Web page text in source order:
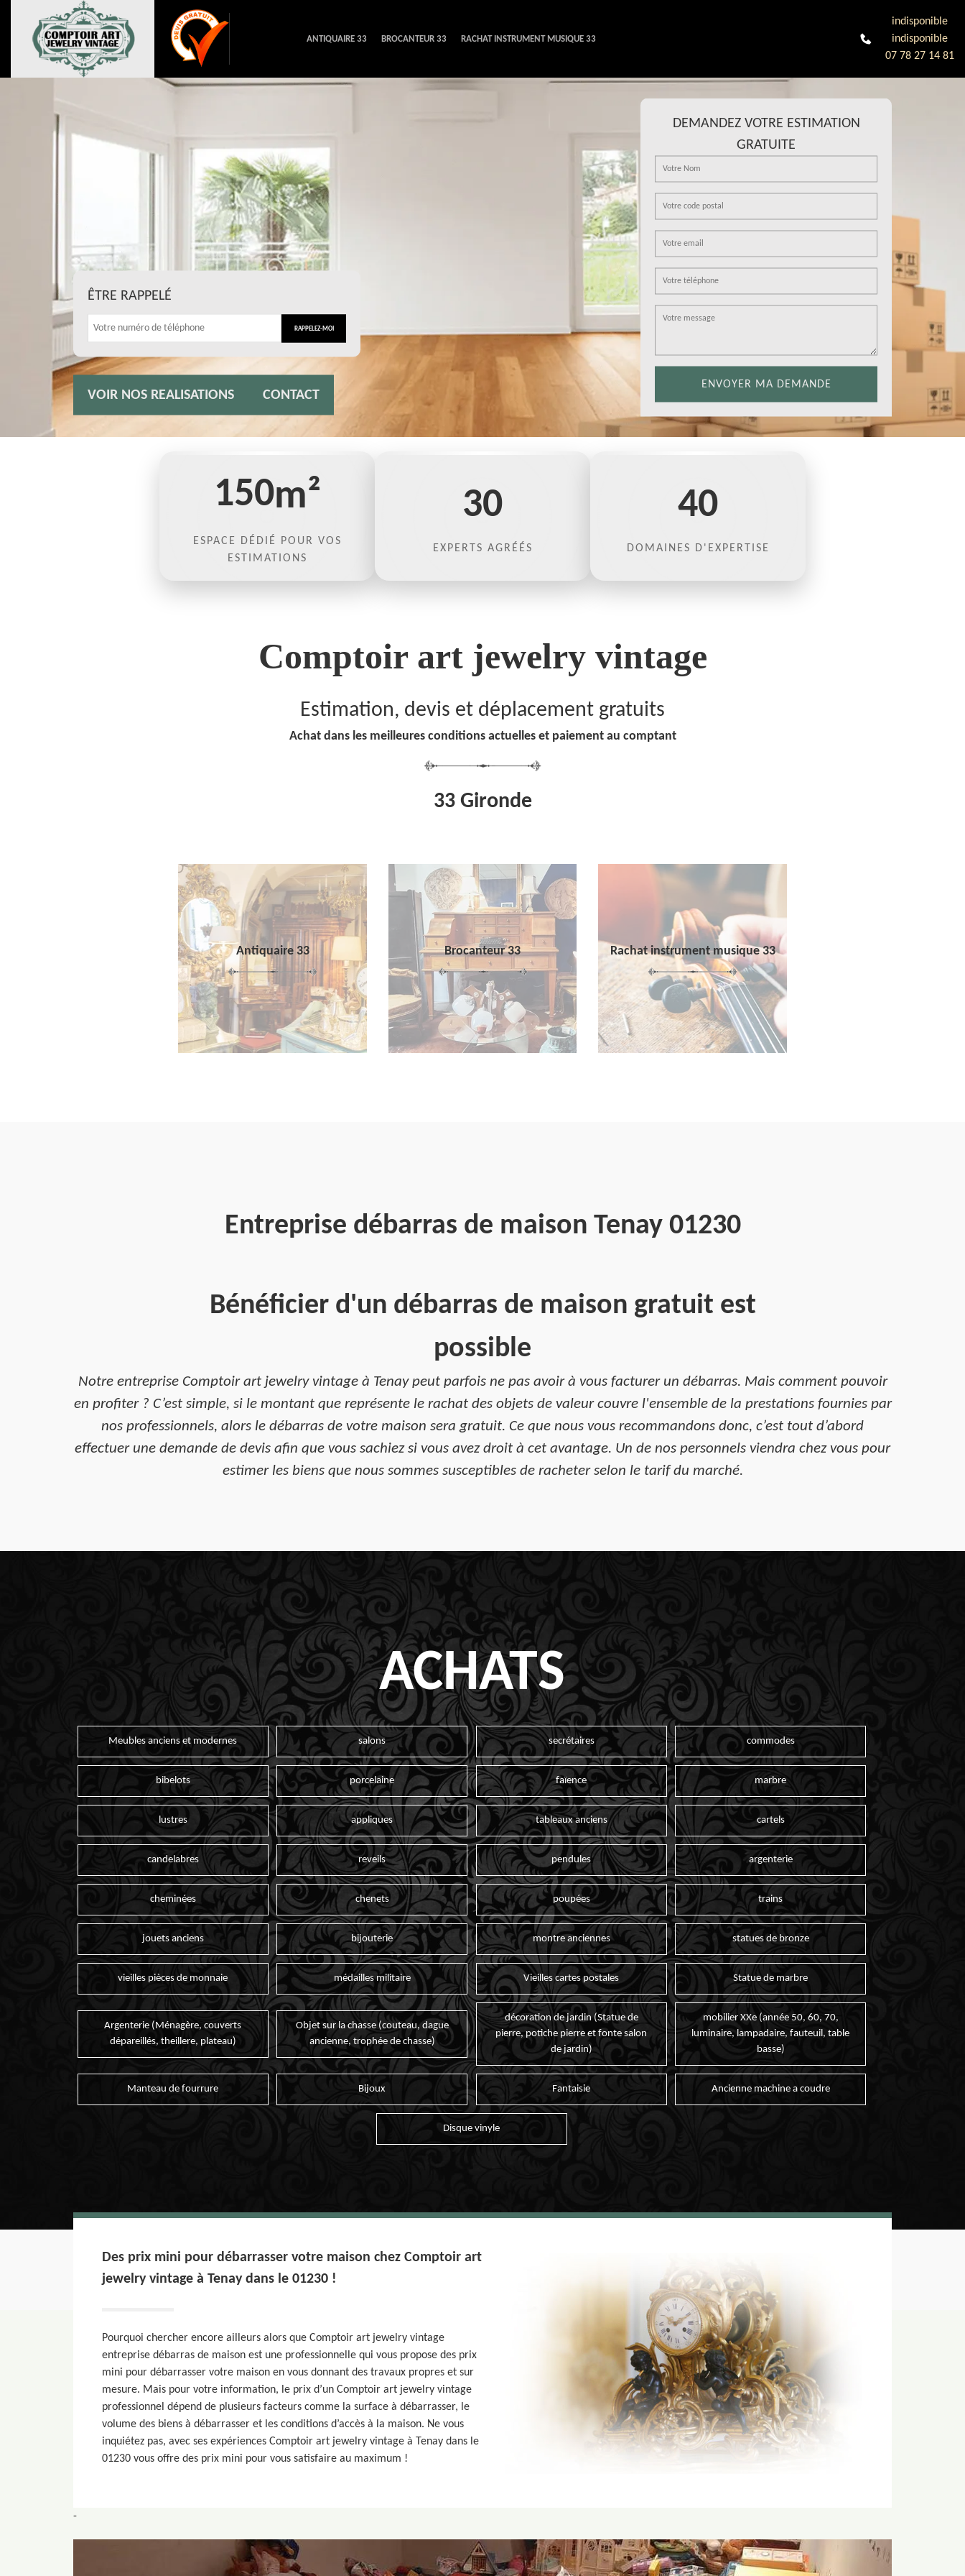
ANTIQUAIRE 33 BROCANTEUR 33 RACHAT INSTRUMENT MUSIQUE 33
indisponible
indisponible
07 78 27 14 81
ÊTRE RAPPELÉ
VOIR NOS REALISATIONS CONTACT
DEMANDEZ VOTRE ESTIMATION
GRATUITE
150m²
ESPACE DÉDIÉ POUR VOS
ESTIMATIONS
30
EXPERTS AGRÉÉS
40
DOMAINES D'EXPERTISE
Comptoir art jewelry vintage
Estimation, devis et déplacement gratuits
Achat dans les meilleures conditions actuelles et paiement au comptant
33 Gironde
Antiquaire 33 Brocanteur 33 Rachat instrument musique 33
Entreprise débarras de maison Tenay 01230
Bénéficier d'un débarras de maison gratuit est
possible
Notre entreprise Comptoir art jewelry vintage à Tenay peut parfois ne pas avoir à vous facturer un débarras. Mais comment pouvoir
en profiter ? C’est simple, si le montant que représente le rachat des objets de valeur couvre l'ensemble de la prestations fournies par
nos professionnels, alors le débarras de votre maison sera gratuit. Ce que nous vous recommandons donc, c’est tout d’abord
effectuer une demande de devis afin que vous sachiez si vous avez droit à cet avantage. Un de nos personnels viendra chez vous pour
estimer les biens que nous sommes susceptibles de racheter selon le tarif du marché.
ACHATS
Meubles anciens et modernes salons secrétaires commodes
bibelots porcelaine faïence marbre
lustres appliques tableaux anciens cartels
candelabres reveils pendules argenterie
cheminées chenets poupées trains
jouets anciens bijouterie montre anciennes statues de bronze
vieilles pièces de monnaie médailles militaire Vieilles cartes postales Statue de marbre
Argenterie (Ménagère, couverts
dépareillés, theillere, plateau)
Objet sur la chasse (couteau, dague
ancienne, trophée de chasse)
décoration de jardin (Statue de
pierre, potiche pierre et fonte salon
de jardin)
mobilier XXe (année 50, 60, 70,
luminaire, lampadaire, fauteuil, table
basse)
Manteau de fourrure Bijoux Fantaisie Ancienne machine a coudre
Disque vinyle
Des prix mini pour débarrasser votre maison chez Comptoir art
jewelry vintage à Tenay dans le 01230 !
Pourquoi chercher encore ailleurs alors que Comptoir art jewelry vintage
entreprise débarras de maison est une professionnelle qui vous propose des prix
mini pour débarrasser votre maison en vous donnant des travaux propres et sur
mesure. Mais pour votre information, le prix d’un Comptoir art jewelry vintage
professionnel dépend de plusieurs facteurs comme la surface à débarrasser, le
volume des biens à débarrasser et les conditions d’accès à la maison. Ne vous
inquiétez pas, avec ses expériences Comptoir art jewelry vintage à Tenay dans le
01230 vous offre des prix mini pour vous satisfaire au maximum !
-